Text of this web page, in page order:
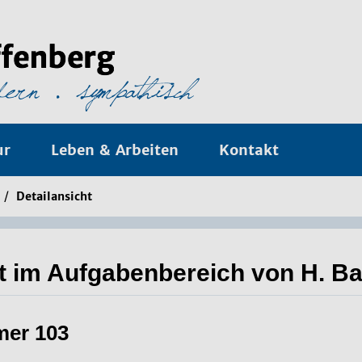
Leben & Arbeiten Kontakt
/ Detailansicht
im Aufgabenbereich von H.
103